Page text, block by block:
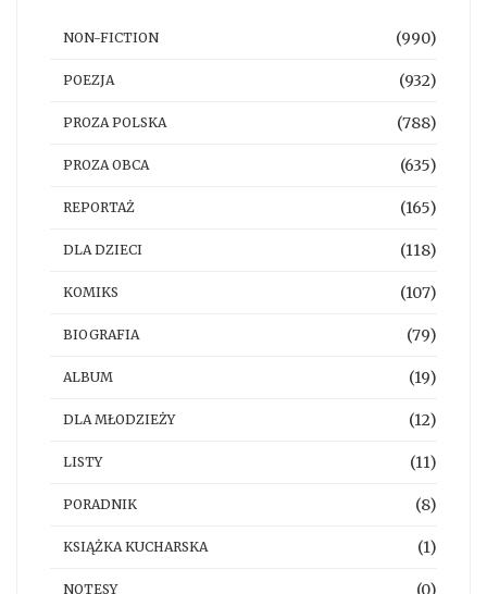
NON-FICTION (990)
POEZJA (932)
PROZA POLSKA (788)
PROZA OBCA (635)
REPORTAŻ (165)
DLA DZIECI (118)
KOMIKS (107)
BIOGRAFIA (79)
ALBUM (19)
DLA MŁODZIEŻY (12)
LISTY (11)
PORADNIK (8)
KSIĄŻKA KUCHARSKA (1)
NOTESY (0)